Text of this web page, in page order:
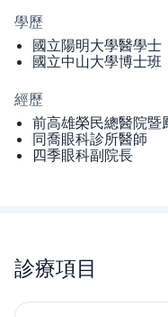
學歷
國立陽明大學醫學士
國立中山大學博士班
經歷
前高雄榮民總醫院暨
同喬眼科診所醫師
四季眼科副院長
診療項目